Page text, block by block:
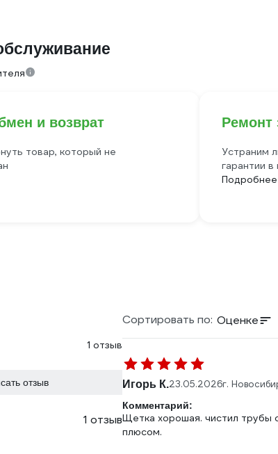
и возврат
товар, который не
Ремонт
Устраним
гарантии
Подробнее
1 отзыв
отзыв
1 отзыв
Сортировать по: Оценке
Игорь К.23.05.2026г.
Комментарий:
Щетка хорошая. чистил трубы
плюсом.